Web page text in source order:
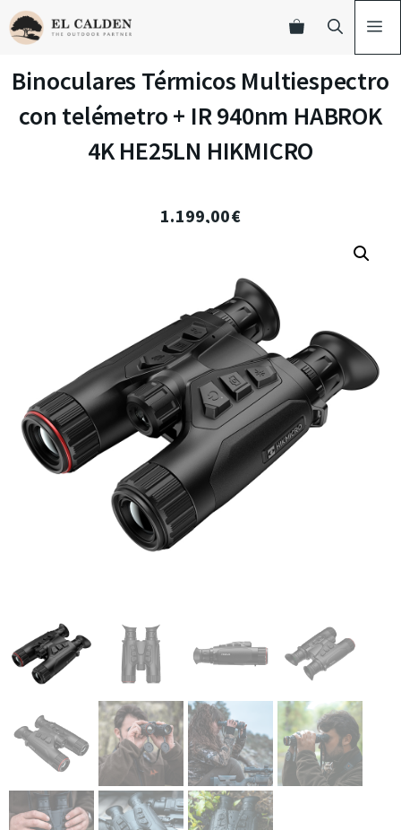
Binoculares Térmicos Multiespectro
con telémetro + IR 940nm HABROK
4K HE25LN HIKMICRO
1.199,00€